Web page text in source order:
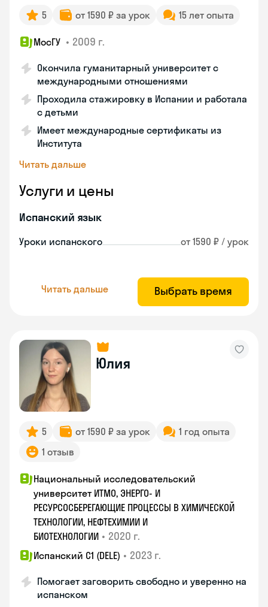
5 от 1590 ₽ за урок 15 лет опыта
МосГУ • 2009 г.
Окончила гуманитарный университет с
международными отношениями
Проходила стажировку в Испании и работала
с детьми
Имеет международные сертификаты из
Института
Читать дальше
Услуги и цены
Испанский язык
Уроки испанского от 1590 ₽ / урок
Читать дальше Выбрать время
Юлия
5 от 1590 ₽ за урок
1 год опыта
1 отзыв
Национальный исследовательский
университет ИТМО, ЭНЕРГО- И
РЕСУРСОСБЕРЕГАЮЩИЕ ПРОЦЕССЫ В ХИМИЧЕСКОЙ
ТЕХНОЛОГИИ, НЕФТЕХИМИИ И
БИОТЕХНОЛОГИИ • 2020 г.
Испанский С1 (DELE) • 2023 г.
Помогает заговорить свободно и уверенно на
испанском